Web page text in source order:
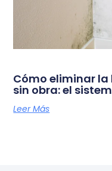
Cómo eliminar
sin obra: el
Leer Más